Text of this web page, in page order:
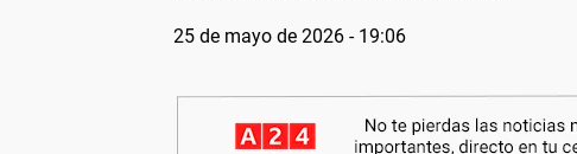
25 de mayo de 2026 - 19:06